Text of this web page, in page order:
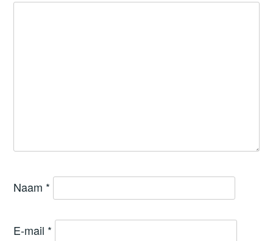
Naam *
E-mail *